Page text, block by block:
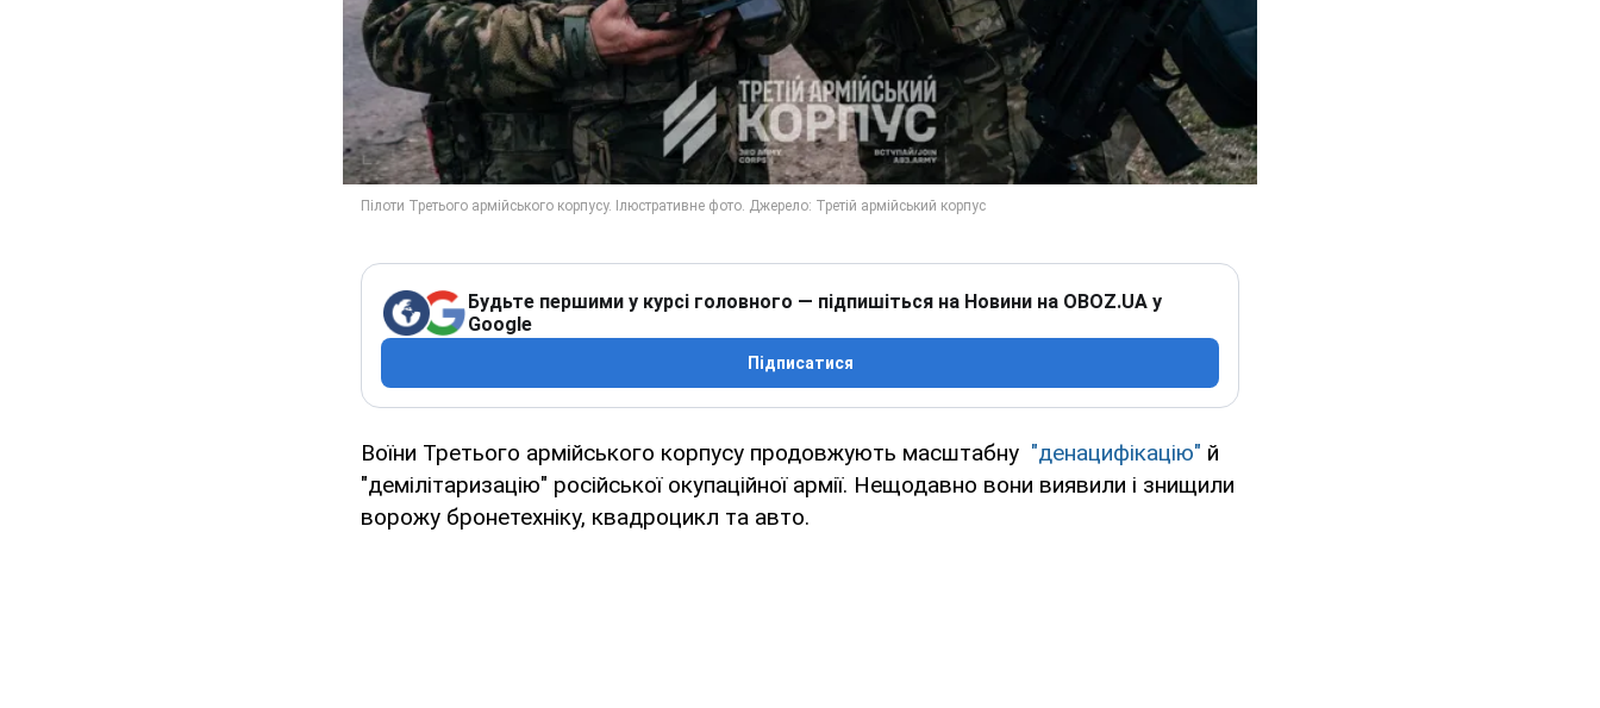
Будьте першими у курсі головного — підпишіться на Новини на OBOZ.UA у
Google
Підписатися
Воїни Третього армійського корпусу продовжують масштабну "денацифікацію" й
"демілітаризацію" російської окупаційної армії. Нещодавно вони виявили і знищили
ворожу бронетехніку, квадроцикл та авто.